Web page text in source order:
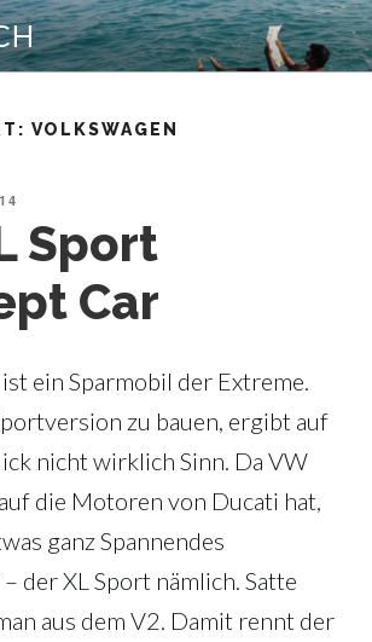
VOLKSWAGEN
Sport
Car
ein Sparmobil der Extreme.
zu bauen, ergibt auf
nicht wirklich Sinn. Da VW
die Motoren von Ducati hat,
ganz Spannendes
der XL Sport nämlich. Satte
aus dem V2. Damit rennt der